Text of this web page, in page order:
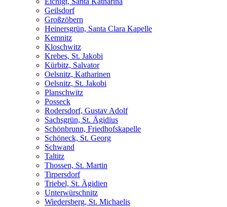
Geilsdorf
Großzöbern
Heinersgrün, Santa Clara Kapelle
Kemnitz
Kloschwitz
Krebes, St. Jakobi
Kürbitz, Salvator
Oelsnitz, Katharinen
Oelsnitz, St. Jakobi
Planschwitz
Posseck
Rodersdorf, Gustav Adolf
Sachsgrün, St. Ägidius
Schönbrunn, Friedhofskapelle
Schöneck, St. Georg
Schwand
Taltitz
Thossen, St. Martin
Tirpersdorf
Triebel, St. Ägidien
Unterwürschnitz
Wiedersberg, St. Michaelis